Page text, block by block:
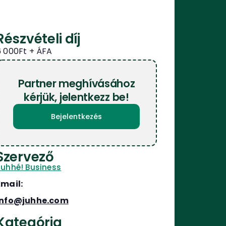
díj
000Ft
Partner meghívásához
kérjük, jelentkezz be!
Bejelentkezés
Business